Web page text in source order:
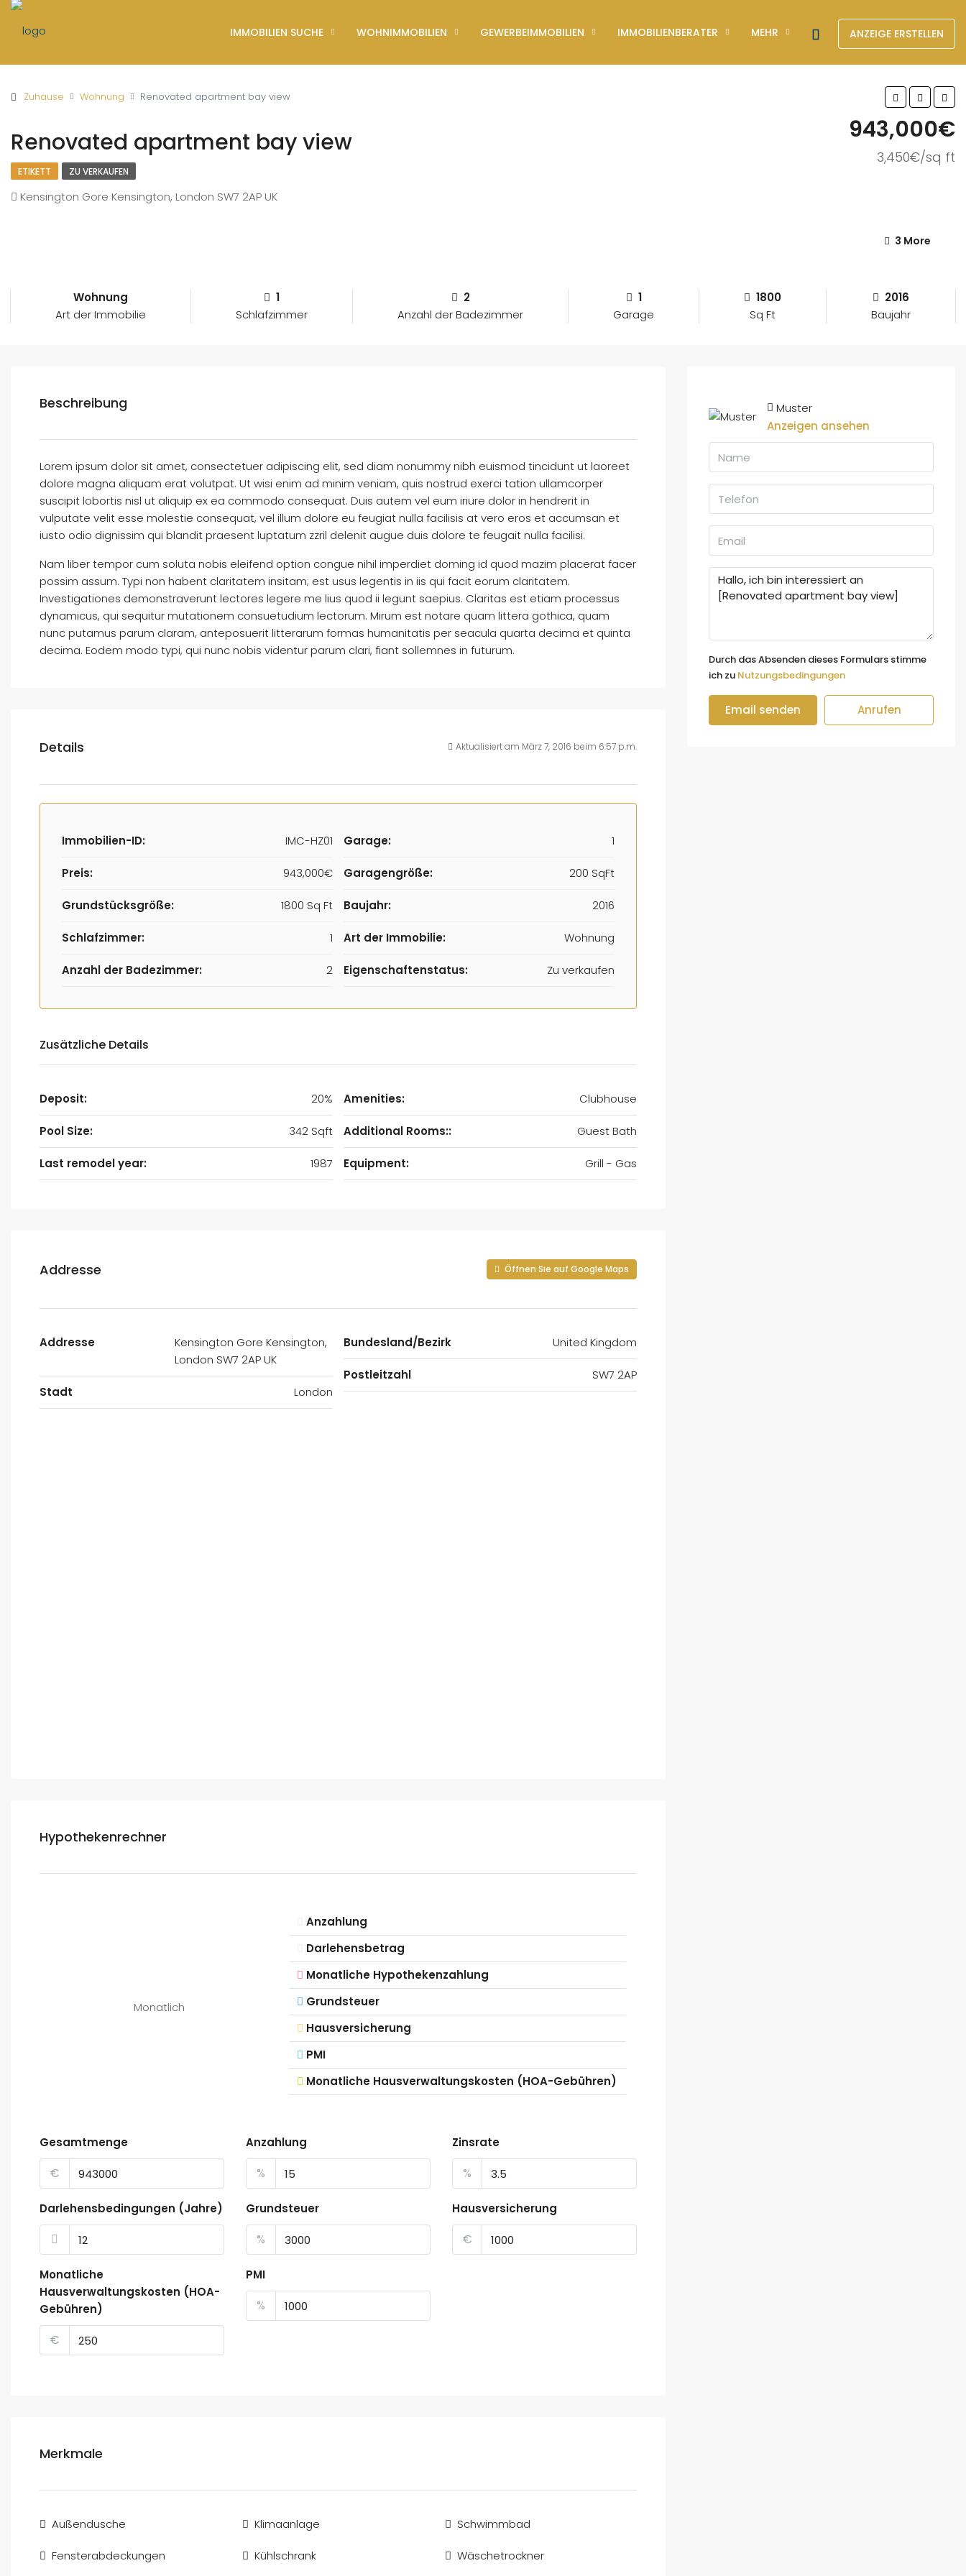
IMMOBILIEN SUCHE WOHNIMMOBILIEN GEWERBEIMMOBILIEN IMMOBILIENBERATER MEHR ANZEIGE ERSTELLEN
Zuhause Wohnung Renovated apartment bay view
Renovated apartment bay view 943,000€
3,450€/sq ft
ETIKETT ZU VERKAUFEN
Kensington Gore Kensington, London SW7 2AP UK
3 More
Wohnung
Art der Immobilie
1
Schlafzimmer
2
Anzahl der Badezimmer
1
Garage
1800
Sq Ft
2016
Baujahr
Beschreibung
Lorem ipsum dolor sit amet, consectetuer adipiscing elit, sed diam nonummy nibh euismod tincidunt ut laoreet
dolore magna aliquam erat volutpat. Ut wisi enim ad minim veniam, quis nostrud exerci tation ullamcorper
suscipit lobortis nisl ut aliquip ex ea commodo consequat. Duis autem vel eum iriure dolor in hendrerit in
vulputate velit esse molestie consequat, vel illum dolore eu feugiat nulla facilisis at vero eros et accumsan et
iusto odio dignissim qui blandit praesent luptatum zzril delenit augue duis dolore te feugait nulla facilisi.
Nam liber tempor cum soluta nobis eleifend option congue nihil imperdiet doming id quod mazim placerat facer
possim assum. Typi non habent claritatem insitam; est usus legentis in iis qui facit eorum claritatem.
Investigationes demonstraverunt lectores legere me lius quod ii legunt saepius. Claritas est etiam processus
dynamicus, qui sequitur mutationem consuetudium lectorum. Mirum est notare quam littera gothica, quam
nunc putamus parum claram, anteposuerit litterarum formas humanitatis per seacula quarta decima et quinta
decima. Eodem modo typi, qui nunc nobis videntur parum clari, fiant sollemnes in futurum.
Details Aktualisiert am März 7, 2016 beim 6:57 p.m.
Immobilien-ID: IMC-HZ01
Preis: 943,000€
Grundstücksgröße: 1800 Sq Ft
Schlafzimmer: 1
Anzahl der Badezimmer: 2
Garage: 1
Garagengröße: 200 SqFt
Baujahr: 2016
Art der Immobilie: Wohnung
Eigenschaftenstatus: Zu verkaufen
Zusätzliche Details
Deposit: 20%
Pool Size: 342 Sqft
Last remodel year: 1987
Amenities: Clubhouse
Additional Rooms:: Guest Bath
Equipment: Grill - Gas
Addresse Öffnen Sie auf Google Maps
Addresse
Kensington Gore Kensington,
London SW7 2AP UK
Stadt London
Bundesland/Bezirk United Kingdom
Postleitzahl SW7 2AP
Hypothekenrechner
Monatlich
Anzahlung
Darlehensbetrag
Monatliche Hypothekenzahlung
Grundsteuer
Hausversicherung
PMI
Monatliche Hausverwaltungskosten (HOA-Gebühren)
Gesamtmenge
€
Anzahlung
%
Zinsrate
%
Darlehensbedingungen (Jahre) Grundsteuer
%
Hausversicherung
€
Monatliche
Hausverwaltungskosten (HOA-
Gebühren)
€
PMI
%
Merkmale
Außendusche
Fensterabdeckungen
Klimaanlage
Kühlschrank
Schwimmbad
Wäschetrockner
Muster
Anzeigen ansehen
Durch das Absenden dieses Formulars stimme
ich zu Nutzungsbedingungen
Email senden Anrufen